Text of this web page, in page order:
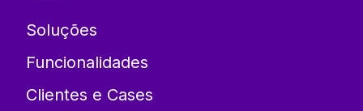
Soluções
Funcionalidades
Clientes e Cases